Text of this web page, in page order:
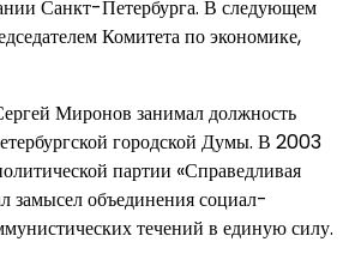
Санкт-Петербурга. В следующем
Комитета по экономике,
Миронов занимал должность
городской Думы. В 2003
партии «Справедливая
замысел объединения социал-
течений в единую силу.